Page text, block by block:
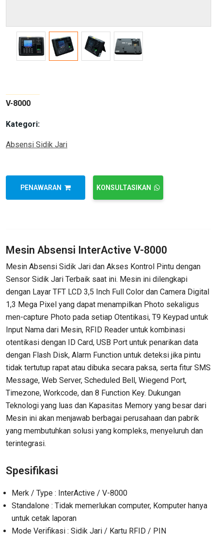
V-8000
Kategori:
Absensi Sidik Jari
PENAWARAN KONSULTASIKAN
Mesin Absensi InterActive V-8000
Mesin Absensi Sidik Jari dan Akses Kontrol Pintu dengan
Sensor Sidik Jari Terbaik saat ini. Mesin ini dilengkapi
dengan Layar TFT LCD 3,5 Inch Full Color dan Camera Digital
1,3 Mega Pixel yang dapat menampilkan Photo sekaligus
men-capture Photo pada setiap Otentikasi, T9 Keypad untuk
Input Nama dari Mesin, RFID Reader untuk kombinasi
otentikasi dengan ID Card, USB Port untuk penarikan data
dengan Flash Disk, Alarm Function untuk deteksi jika pintu
tidak tertutup rapat atau dibuka secara paksa, serta fitur SMS
Message, Web Server, Scheduled Bell, Wiegend Port,
Timezone, Workcode, dan 8 Function Key. Dukungan
Teknologi yang luas dan Kapasitas Memory yang besar dari
Mesin ini akan menjawab berbagai perusahaan dan pabrik
yang membutuhkan solusi yang kompleks, menyeluruh dan
terintegrasi.
Spesifikasi
Merk / Type : InterActive / V-8000
Standalone : Tidak memerlukan computer, Komputer hanya
untuk cetak laporan
Mode Verifikasi : Sidik Jari / Kartu RFID / PIN